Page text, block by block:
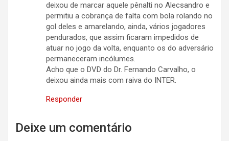
deixou de marcar aquele pênalti no Alecsandro e
permitiu a cobrança de falta com bola rolando no
gol deles e amarelando, ainda, vários jogadores
pendurados, que assim ficaram impedidos de
atuar no jogo da volta, enquanto os do adversário
permaneceram incólumes.
Acho que o DVD do Dr. Fernando Carvalho, o
deixou ainda mais com raiva do INTER.
Responder
Deixe um comentário